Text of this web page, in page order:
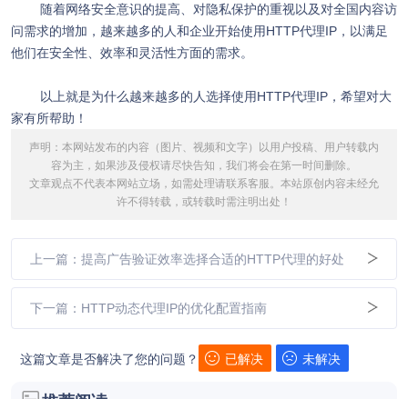
随着网络安全意识的提高、对隐私保护的重视以及对全国内容访
问需求的增加，越来越多的人和企业开始使用HTTP代理IP，以满足
他们在安全性、效率和灵活性方面的需求。
以上就是为什么越来越多的人选择使用HTTP代理IP，希望对大
家有所帮助！
声明：本网站发布的内容（图片、视频和文字）以用户投稿、用户转载内
容为主，如果涉及侵权请尽快告知，我们将会在第一时间删除。
文章观点不代表本网站立场，如需处理请联系客服。本站原创内容未经允
许不得转载，或转载时需注明出处！
上一篇：提高广告验证效率选择合适的HTTP代理的好处
下一篇：HTTP动态代理IP的优化配置指南
这篇文章是否解决了您的问题？ 已解决 未解决